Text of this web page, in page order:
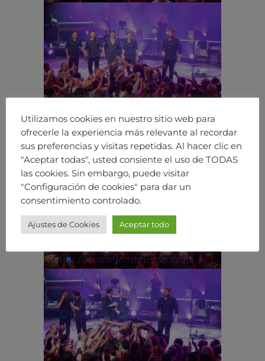
Utilizamos cookies en nuestro sitio web para
ofrecerle la experiencia más relevante al recordar
sus preferencias y visitas repetidas. Al hacer clic en
"Aceptar todas", usted consiente el uso de TODAS
las cookies. Sin embargo, puede visitar
"Configuración de cookies" para dar un
consentimiento controlado.
Ajustes de Cookies Aceptar todo